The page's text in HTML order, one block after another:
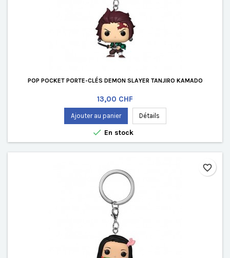
POP POCKET PORTE-CLÉS DEMON SLAYER TANJIRO KAMADO
Prix
13,00 CHF
Ajouter au panier Détails
 En stock
favorite_border